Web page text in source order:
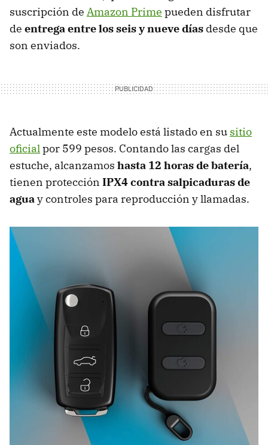
suscripción de Amazon Prime pueden disfrutar
de entrega entre los seis y nueve días desde que
son enviados.
Actualmente este modelo está listado en su sitio
oficialpor 599 pesos. Contando las cargas del
estuche, alcanzamos hasta 12 horas de batería,
tienen protección IPX4 contra salpicaduras de
aguay controles para reproducción y llamadas.